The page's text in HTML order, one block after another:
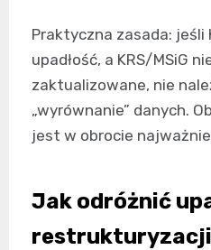
Praktyczna zasada: jeśli
upadłość, a KRS/MSiG
zaktualizowane, nie
„wyrównanie” danych.
jest w obrocie
Jak odróżnić
restrukturyzacji